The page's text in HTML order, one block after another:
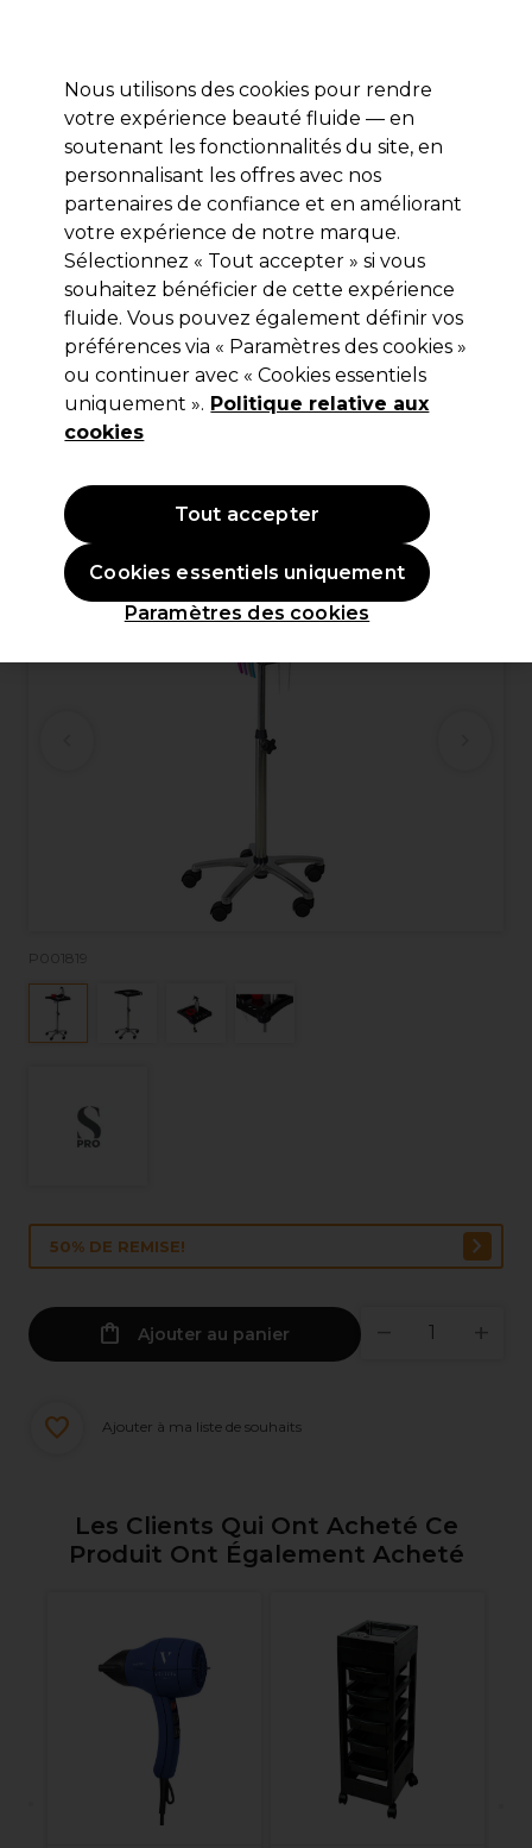
Se connecter
Marques Bons plans Coiffure Electro et Matériel
Livraison et délais
lire la suite
S-PRO
S-PRO Table de Travail Coloration
Idaho
(0)
79,22 €158,45 €
P001819
50% DE REMISE!
Ajouter au panier
Ajouter à ma liste de souhaits
Les Clients Qui Ont Acheté Ce
Produit Ont Également Acheté
Nous utilisons des cookies pour rendre
votre expérience beauté fluide — en
soutenant les fonctionnalités du site, en
personnalisant les offres avec nos
partenaires de confiance et en améliorant
votre expérience de notre marque.
Sélectionnez « Tout accepter » si vous
souhaitez bénéficier de cette expérience
fluide. Vous pouvez également définir vos
préférences via « Paramètres des cookies »
ou continuer avec « Cookies essentiels
uniquement ». Politique relative aux
cookies
Paramètres des cookies
Cookies essentiels uniquement
Tout accepter